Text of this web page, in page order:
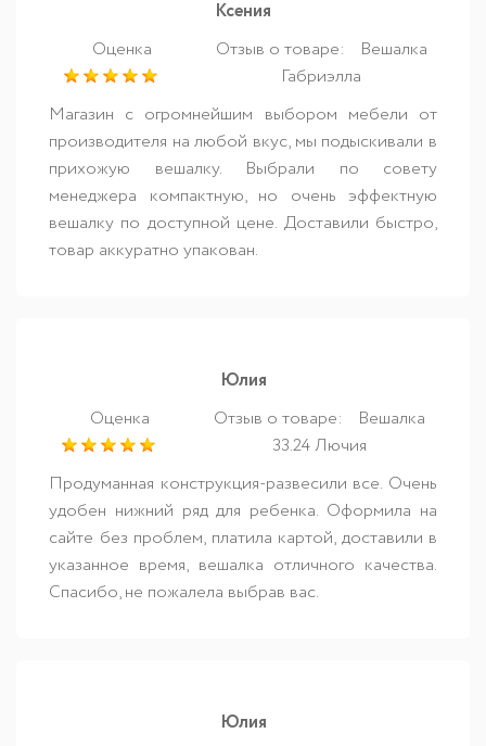
Ксения
Оценка
Отзыв о товаре:
Вешалка
Габриэлла
Магазин с огромнейшим выбором мебели от
производителя на любой вкус, мы подыскивали в
прихожую вешалку. Выбрали по совету
менеджера компактную, но очень эффектную
вешалку по доступной цене. Доставили быстро,
товар аккуратно упакован.
Юлия
Оценка
Отзыв о товаре:
Вешалка
33.24 Лючия
Продуманная конструкция-развесили все. Очень
удобен нижний ряд для ребенка. Оформила на
сайте без проблем, платила картой, доставили в
указанное время, вешалка отличного качества.
Спасибо, не пожалела выбрав вас.
Юлия